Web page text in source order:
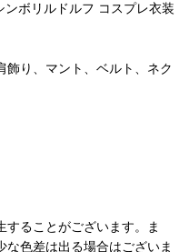
ボリルドルフ コスプレ衣装
飾り、マント、ベルト、ネク
ることがございます。ま
な色差は出る場合はございま